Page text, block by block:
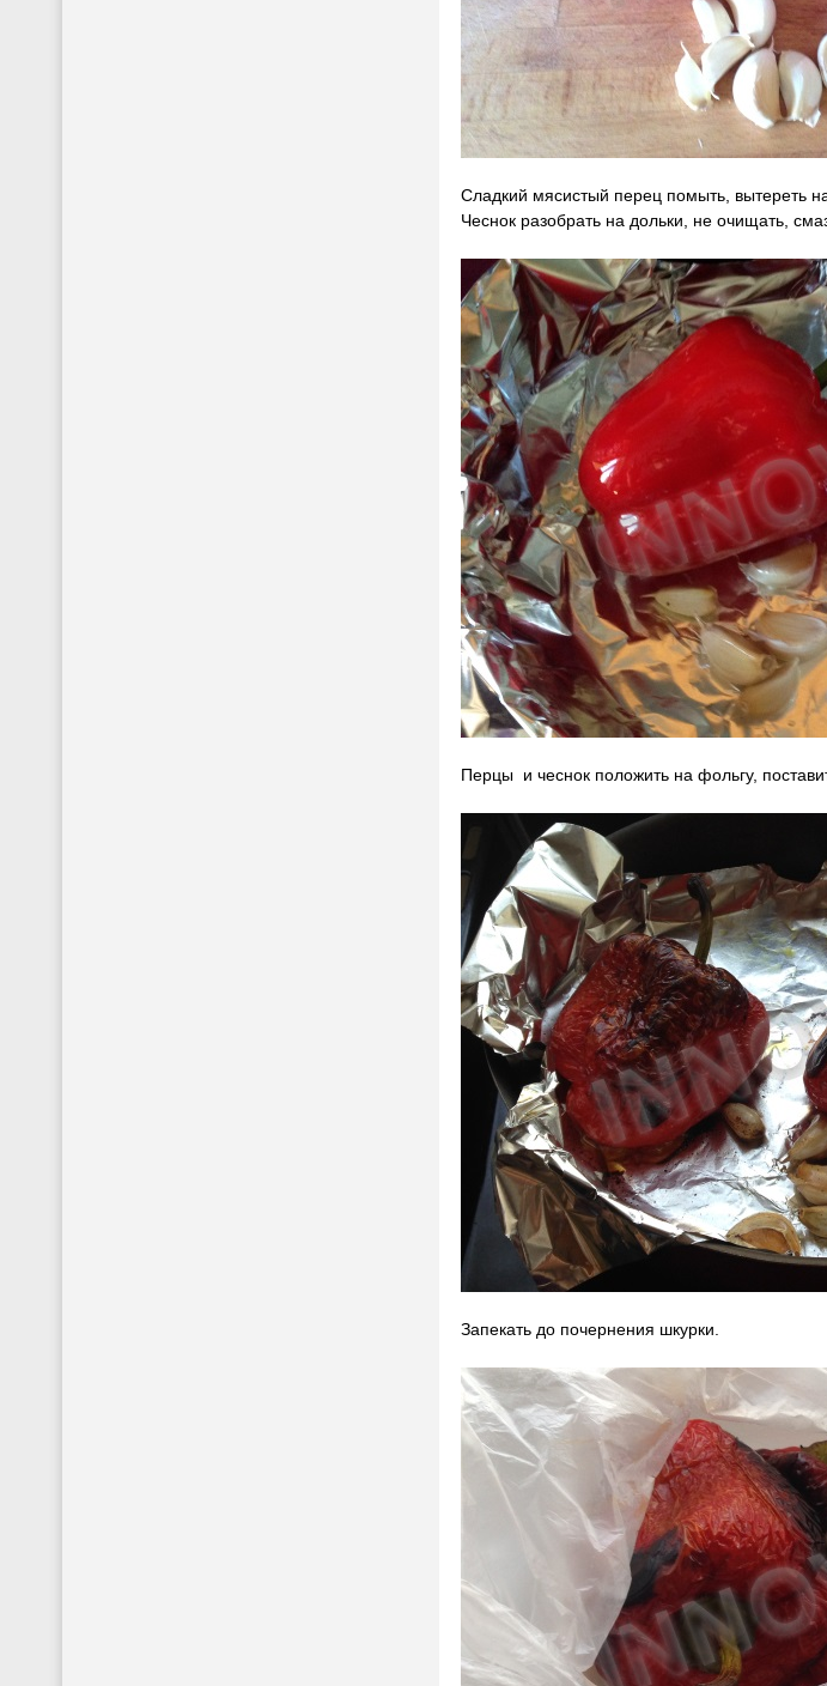
Сладкий мясистый перец помыть, вытереть
Чеснок разобрать на дольки, не очищать,
Перцы и чеснок положить на фольгу,
Запекать до почернения шкурки.